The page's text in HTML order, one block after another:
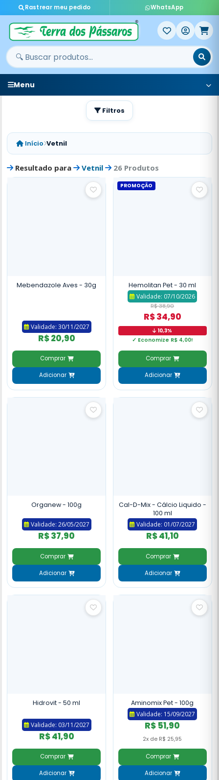
Rastrear meu pedido WhatsApp
Menu
Filtros
Início Vetnil
Resultado para Vetnil 26 Produtos
Mebendazole Aves - 30g
Validade: 30/11/2027
R$ 20,90
Comprar
Adicionar
PROMOÇÃO
Hemolitan Pet - 30 ml
Validade: 07/10/2026
R$ 38,90
R$ 34,90
10,3%
✓ Economize R$ 4,00!
Comprar
Adicionar
Organew - 100g
Validade: 26/05/2027
R$ 37,90
Comprar
Adicionar
Cal-D-Mix - Cálcio Liquido -
100 ml
Validade: 01/07/2027
R$ 41,10
Comprar
Adicionar
Hidrovit - 50 ml
Validade: 03/11/2027
R$ 41,90
Comprar
Adicionar
Aminomix Pet - 100g
Validade: 15/09/2027
R$ 51,90
2x de R$ 25,95
Comprar
Adicionar